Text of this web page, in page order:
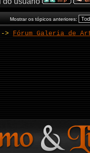
Mostrar os tópicos anteriores:
-> Fórum Galeria de